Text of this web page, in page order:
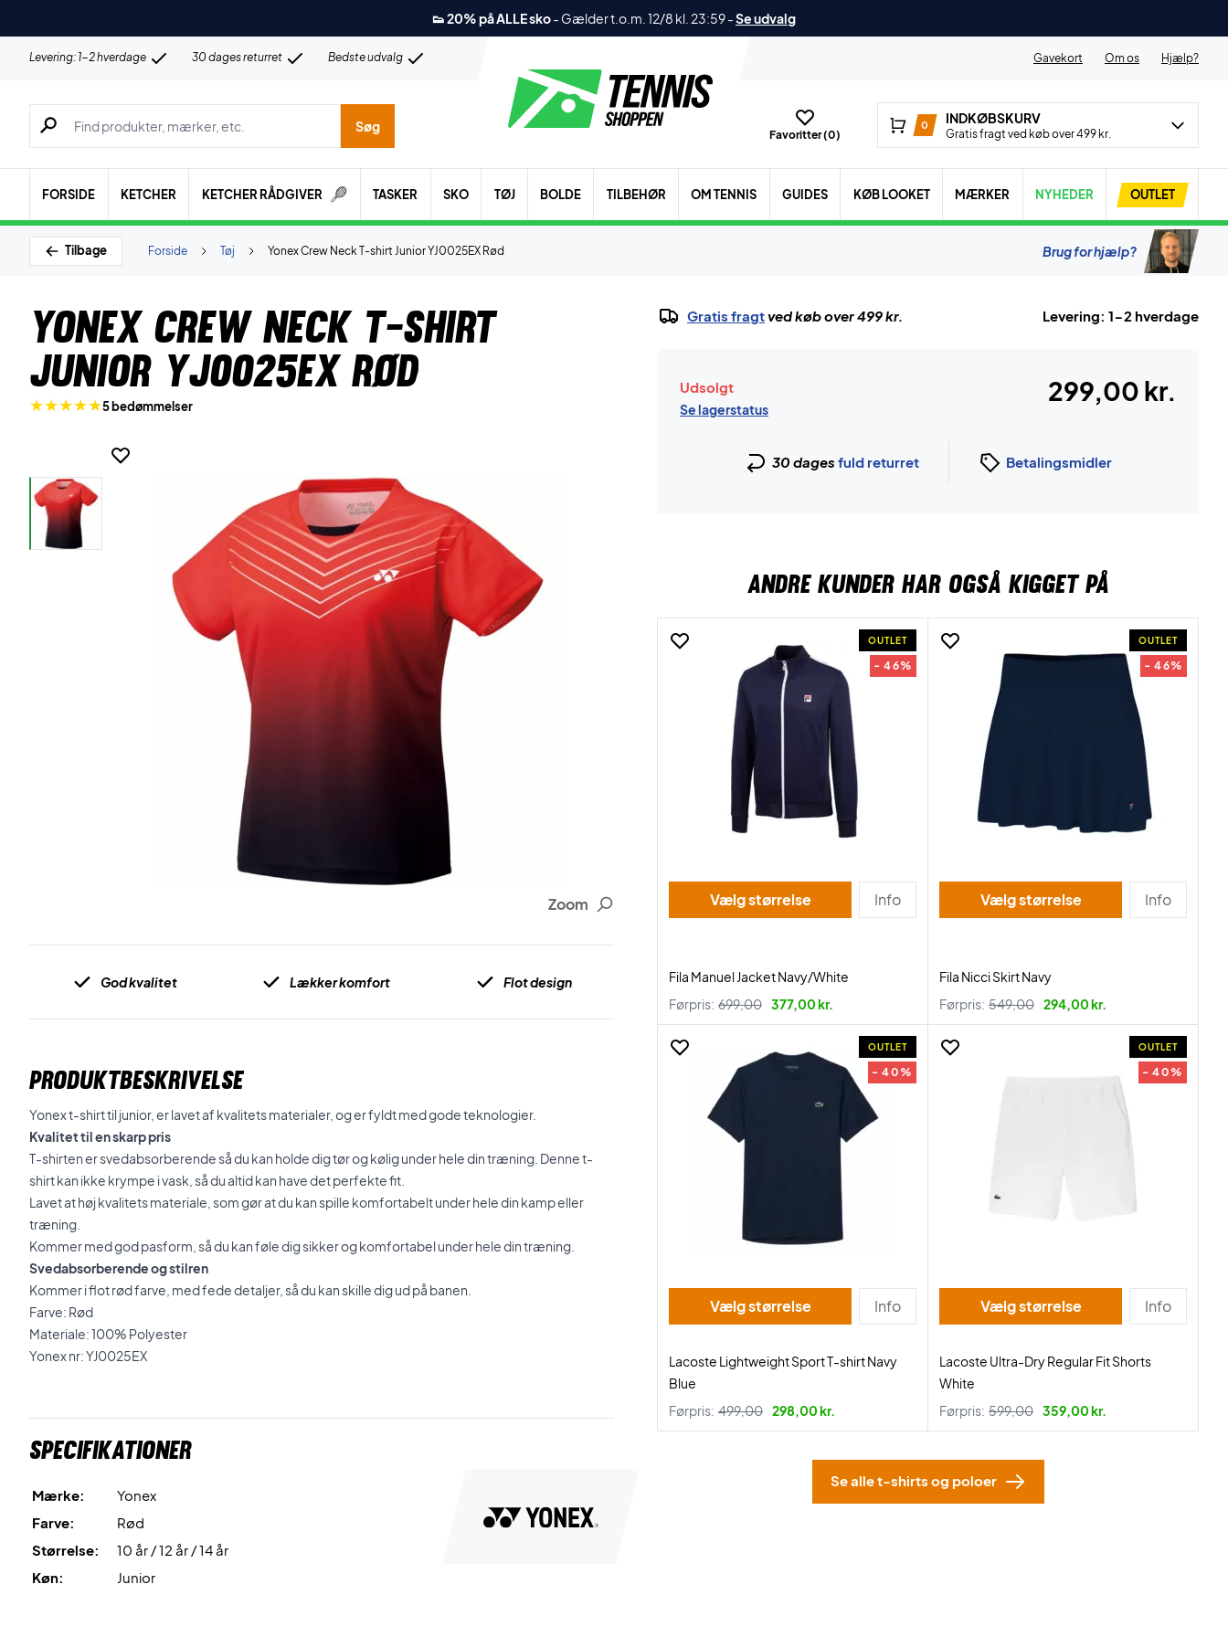
👟 20% på ALLE sko- Gælder t.o.m. 12/8 kl. 23:59-Se udvalg
Levering: 1-2 hverdage 30 dages returret Bedste udvalg Gavekort Om os Hjælp?
Søg efter produkter, mærker etc.
Søg
Favoritter (0)
0 INDKØBSKURV
Gratis fragt ved køb over 499 kr.
FORSIDE KETCHER KETCHER RÅDGIVER TASKER SKO TØJ BOLDE TILBEHØR OM TENNIS GUIDES KØB LOOKET MÆRKER NYHEDER OUTLET
Tilbage Yonex Crew Neck T-shirt Junior YJ0025EX Rød
Tøj
Forside Brug for hjælp?
Yonex Crew Neck T-shirt
Junior YJ0025EX Rød
5 bedømmelser
Zoom
God kvalitet Lækker komfort Flot design
PRODUKTBESKRIVELSE
Yonex t-shirt til junior, er lavet af kvalitets materialer, og er fyldt med gode teknologier.
Kvalitet til en skarp pris
T-shirten er svedabsorberende så du kan holde dig tør og kølig under hele din træning. Denne t-
shirt kan ikke krympe i vask, så du altid kan have det perfekte fit.
Lavet at høj kvalitets materiale, som gør at du kan spille komfortabelt under hele din kamp eller
træning.
Kommer med god pasform, så du kan føle dig sikker og komfortabel under hele din træning.
Svedabsorberende og stilren
Kommer i flot rød farve, med fede detaljer, så du kan skille dig ud på banen.
Farve: Rød
Materiale: 100% Polyester
Yonex nr: YJ0025EX
Specifikationer
Mærke:
Yonex
Farve:
Rød
Størrelse:
10 år / 12 år / 14 år
Køn:
Junior
Gratis fragtved køb over 499 kr. Levering: 1-2 hverdage
Udsolgt
Se lagerstatus
299,00 kr.
30 dages fuld returret Betalingsmidler
ANDRE KUNDER HAR OGSÅ KIGGET PÅ
OUTLET
- 46%
Vælg størrelse Info
Fila Manuel Jacket Navy/White
Førpris: 699,00 377,00 kr.
OUTLET
- 46%
Vælg størrelse Info
Fila Nicci Skirt Navy
Førpris: 549,00 294,00 kr.
OUTLET
- 40%
Vælg størrelse Info
Lacoste Lightweight Sport T-shirt Navy
Blue
Førpris: 499,00 298,00 kr.
OUTLET
- 40%
Vælg størrelse Info
Lacoste Ultra-Dry Regular Fit Shorts
White
Førpris: 599,00 359,00 kr.
Se alle t-shirts og poloer